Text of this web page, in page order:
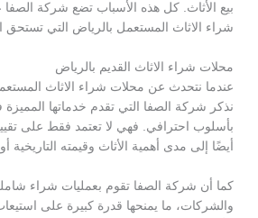
بيع الأثاث. كل هذه الأسباب تضع شركة
شراء الاثاث المستعمل بالرياض التي تستحق
محلات شراء الاثاث القديم بالرياض
عندما نتحدث عن محلات شراء الاثاث
نذكر شركة الصفا التي تقدم خدماتها المميزة
بأسلوب احترافي. فهي لا تعتمد فقط على
أيضًا إلى مدى أهمية الأثاث وقيمته التاريخية
كما أن شركة الصفا تقوم بعمليات شراء
والشركات، ما يمنحها قدرة كبيرة على